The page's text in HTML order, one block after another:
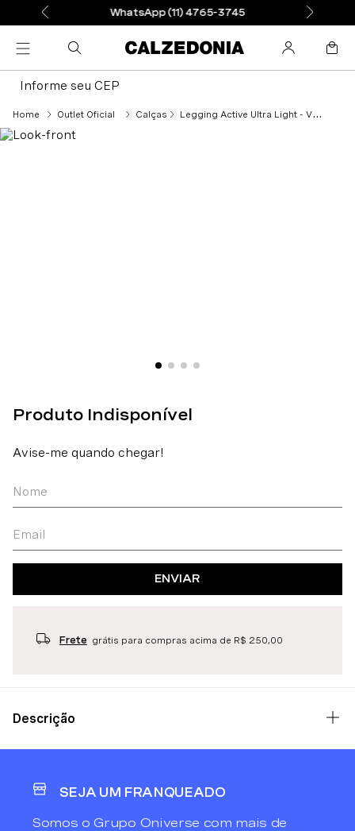
WhatsApp (11) 4765-3745
Informe seu CEP
Outlet Oficial Calças Legging Active Ultra Light - Verde
ENVIAR
Frete grátis para compras acima de R$ 250,00
Descrição
SEJA UM FRANQUEADO
Somos o Grupo Oniverse com mais de